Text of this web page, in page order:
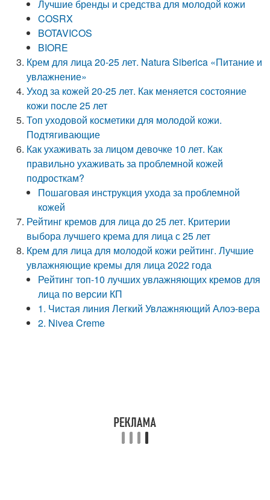
Лучшие бренды и средства для молодой кожи
COSRX
BOTAVICOS
BIORE
Крем для лица 20-25 лет. Natura Siberica «Питание и
увлажнение»
Уход за кожей 20-25 лет. Как меняется состояние
кожи после 25 лет
Топ уходовой косметики для молодой кожи.
Подтягивающие
Как ухаживать за лицом девочке 10 лет. Как
правильно ухаживать за проблемной кожей
подросткам?
Пошаговая инструкция ухода за проблемной
кожей
Рейтинг кремов для лица до 25 лет. Критерии
выбора лучшего крема для лица с 25 лет
Крем для лица для молодой кожи рейтинг. Лучшие
увлажняющие кремы для лица 2022 года
Рейтинг топ-10 лучших увлажняющих кремов для
лица по версии КП
1. Чистая линия Легкий Увлажняющий Алоэ-вера
2. Nivea Creme